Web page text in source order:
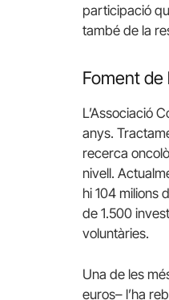
participació
també de la
Foment de
L’Associació
anys.
recerca
nivell.
hi 104 milions
de 1.500
voluntàries.
Una de les
euros– l’ha